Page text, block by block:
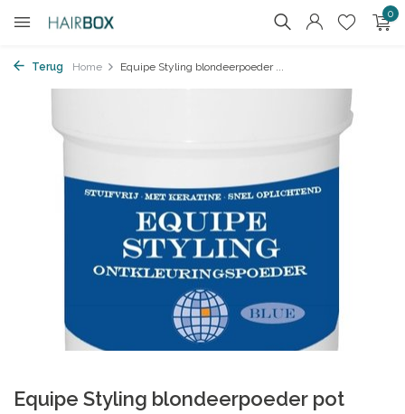
0
Terug Home Equipe Styling blondeerpoeder ...
Equipe Styling blondeerpoeder pot